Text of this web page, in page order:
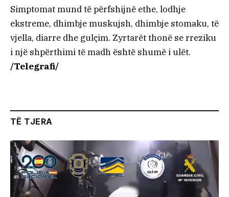
Simptomat mund të përfshijnë ethe, lodhje
ekstreme, dhimbje muskujsh, dhimbje stomaku, të
vjella, diarre dhe gulçim. Zyrtarët thonë se rreziku
i një shpërthimi të madh është shumë i ulët.
/Telegrafi/
TË TJERA